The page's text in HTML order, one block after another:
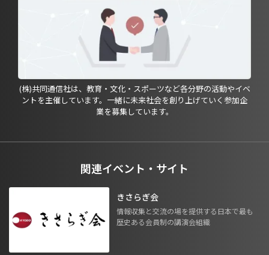
(株)共同通信社は、教育・文化・スポーツなど各分野の活動やイベ
ントを主催しています。一緒に未来社会を創り上げていく参加企
業を募集しています。
関連イベント・サイト
きさらぎ会
情報収集と交流の場を提供する日本で最も
歴史ある会員制の講演会組織